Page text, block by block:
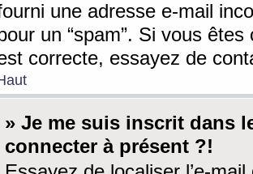
une adresse e-mail
un “spam”. Si vous
correcte, essayez de
» Je me suis inscrit dans
connecter à présent ?!